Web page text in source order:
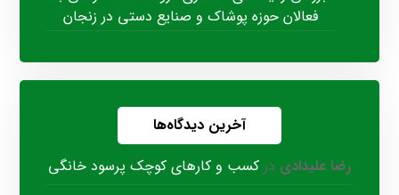
فعالان حوزه پوشاک و صنایع دستی در زنجان
آخرین دیدگاه‌ها
رضا علیدادی در کسب و کارهای کوچک پرسود خانگی